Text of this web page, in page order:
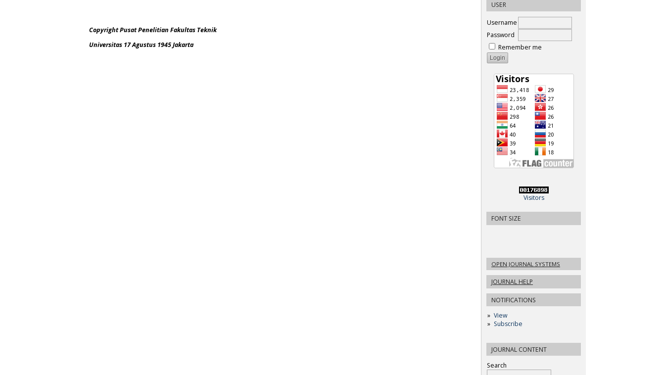
USER
Username
Password
Remember me
Visitors
FONT SIZE
OPEN JOURNAL SYSTEMS
JOURNAL HELP
NOTIFICATIONS
View
Subscribe
JOURNAL CONTENT
Search
Copyright Pusat Penelitian Fakultas Teknik
Universitas 17 Agustus 1945 Jakarta